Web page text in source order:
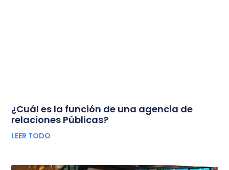
¿Cuál es la función de una agencia de
relaciones Públicas?
LEER TODO